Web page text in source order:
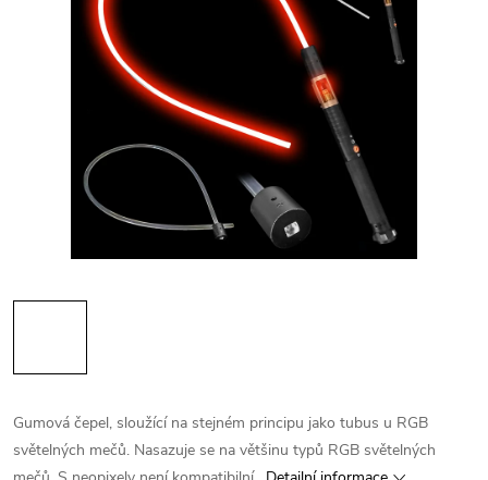
Gumová čepel, sloužící na stejném principu jako tubus u RGB
světelných mečů. Nasazuje se na většinu typů RGB světelných